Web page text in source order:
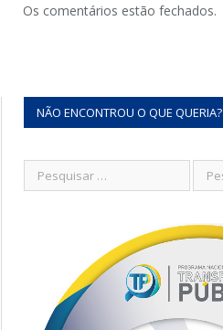
Os comentários estão fechados.
NÃO ENCONTROU O QUE QUERIA?